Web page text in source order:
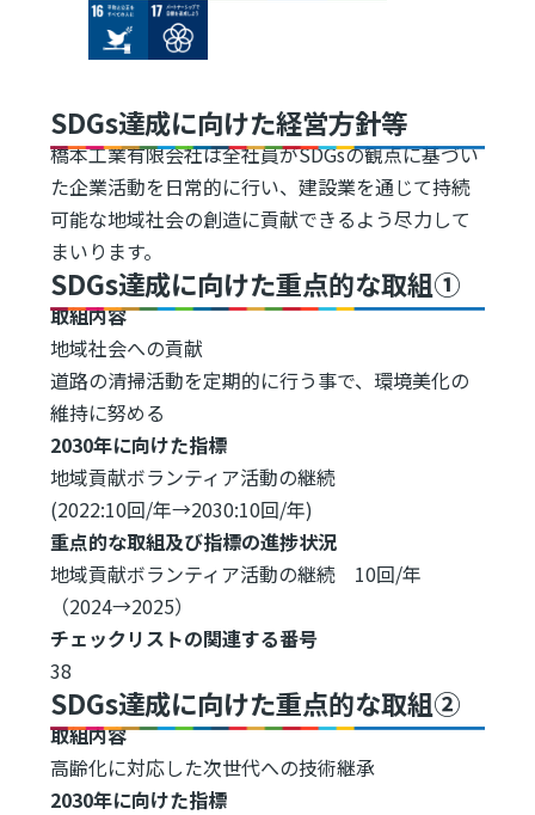
Image Image
SDGs達成に向けた経営方針等
橋本工業有限会社は全社員がSDGsの観点に基づい
た企業活動を日常的に行い、建設業を通じて持続
可能な地域社会の創造に貢献できるよう尽力して
まいります。
SDGs達成に向けた重点的な取組①
取組内容
地域社会への貢献
道路の清掃活動を定期的に行う事で、環境美化の
維持に努める
2030年に向けた指標
地域貢献ボランティア活動の継続
(2022:10回/年→2030:10回/年)
重点的な取組及び指標の進捗状況
地域貢献ボランティア活動の継続 10回/年
（2024→2025）
チェックリストの関連する番号
38
SDGs達成に向けた重点的な取組②
取組内容
高齢化に対応した次世代への技術継承
2030年に向けた指標